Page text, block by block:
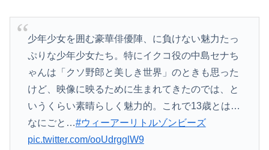
少年少女を囲む豪華俳優陣、に負けない魅力たっ
ぷりな少年少女たち。特にイクコ役の中島セナち
ゃんは「クソ野郎と美しき世界」のときも思った
けど、映像に映るために生まれてきたのでは、と
いうくらい素晴らしく魅力的。これで13歳とは…
なにごと…#ウィーアーリトルゾンビーズ
pic.twitter.com/ooUdrgglW9